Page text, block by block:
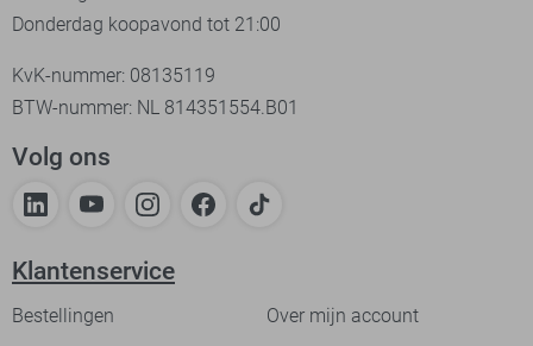
Donderdag koopavond tot 21:00
KvK-nummer: 08135119
BTW-nummer: NL 814351554.B01
Volg ons
Klantenservice
Bestellingen
Over mijn account